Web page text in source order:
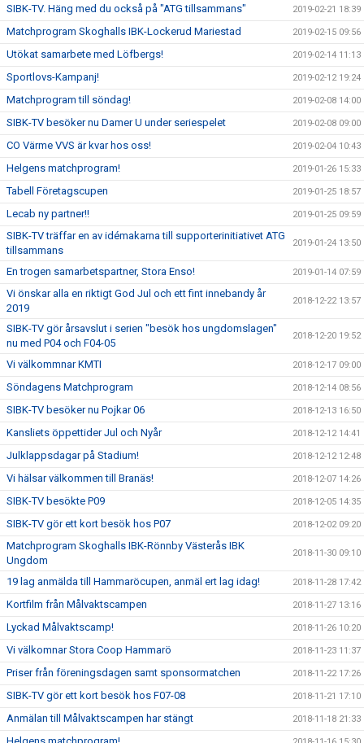
SIBK-TV. Häng med du också på "ATG tillsammans" 2019-02-21 18:39
Matchprogram Skoghalls IBK-Lockerud Mariestad 2019-02-15 09:56
Utökat samarbete med Löfbergs! 2019-02-14 11:13
Sportlovs-Kampanj! 2019-02-12 19:24
Matchprogram till söndag! 2019-02-08 14:00
SIBK-TV besöker nu Damer U under seriespelet 2019-02-08 09:00
CO Värme VVS är kvar hos oss! 2019-02-04 10:43
Helgens matchprogram! 2019-01-26 15:33
Tabell Företagscupen 2019-01-25 18:57
Lecab ny partner!! 2019-01-25 09:59
SIBK-TV träffar en av idémakarna till supporterinitiativet ATG
tillsammans
2019-01-24 13:50
En trogen samarbetspartner, Stora Enso! 2019-01-14 07:59
Vi önskar alla en riktigt God Jul och ett fint innebandy år
2019
2018-12-22 13:57
SIBK-TV gör årsavslut i serien "besök hos ungdomslagen"
nu med P04 och F04-05
2018-12-20 19:52
Vi välkommnar KMTI 2018-12-17 09:00
Söndagens Matchprogram 2018-12-14 08:56
SIBK-TV besöker nu Pojkar 06 2018-12-13 16:50
Kansliets öppettider Jul och Nyår 2018-12-12 14:41
Julklappsdagar på Stadium! 2018-12-12 12:48
Vi hälsar välkommen till Branäs! 2018-12-07 14:26
SIBK-TV besökte P09 2018-12-05 14:35
SIBK-TV gör ett kort besök hos P07 2018-12-02 09:20
Matchprogram Skoghalls IBK-Rönnby Västerås IBK
Ungdom
2018-11-30 09:10
19 lag anmälda till Hammaröcupen, anmäl ert lag idag! 2018-11-28 17:42
Kortfilm från Målvaktscampen 2018-11-27 13:16
Lyckad Målvaktscamp! 2018-11-26 10:20
Vi välkomnar Stora Coop Hammarö 2018-11-23 11:37
Priser från föreningsdagen samt sponsormatchen 2018-11-22 17:26
SIBK-TV gör ett kort besök hos F07-08 2018-11-21 17:10
Anmälan till Målvaktscampen har stängt 2018-11-18 21:33